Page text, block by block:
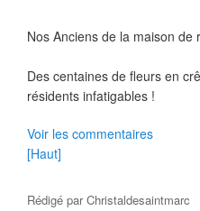
Nos Anciens de la maison
Des centaines de fleurs en
résidents infatigables !
Voir les commentaires
[Haut]
Rédigé parChristaldesaintmarc